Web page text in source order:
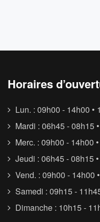
Horaires
Lun. : 09h00 - 14h00 •
Mardi : 06h45 - 08h15
Merc. : 09h00 - 14h00
Jeudi : 06h45 - 08h15
Vend. : 09h00 - 14h00
Samedi : 09h15 -
Dimanche : 10h15 -